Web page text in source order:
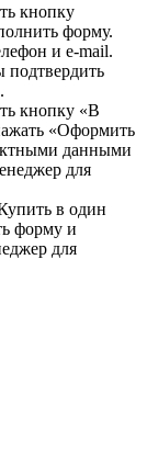
кнопку
форму.
и e-mail.
подтвердить
кнопку «В
«Оформить
данными
для
в один
форму и
для